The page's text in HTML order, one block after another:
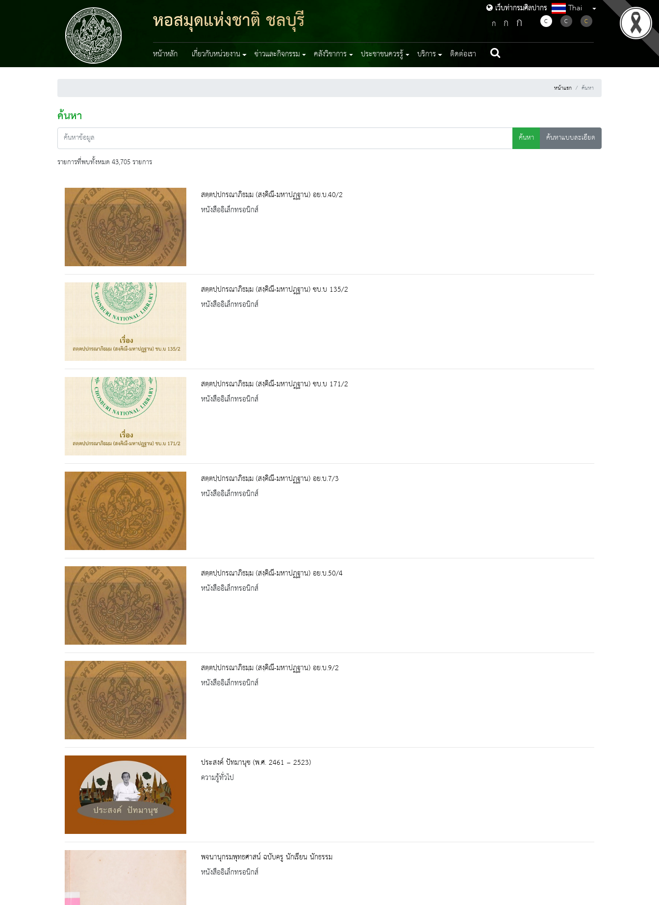
เว็บท่ากรมศิลปากร
หอสมุดแห่งชาติ ชลบุรี เว็บท่ากรมศิลปากร Thai
ก ก ก C C C
หน้าหลัก เกี่ยวกับหน่วยงาน ข่าวและกิจกรรม คลังวิชาการ ประชาชนควรรู้ บริการ ติดต่อเรา
หน้าแรก ค้นหา
ค้นหา
ค้นหา
ค้นหาแบบละเอียด
รายการที่พบทั้งหมด 43,705 รายการ
สตฺตปฺปกรณาภิธมฺม (สงฺคิณี-มหาปฏฺฐาน) อย.บ.40/2
หนังสืออิเล็กทรอนิกส์
สตฺตปฺปกรณาภิธมฺม (สงฺคิณี-มหาปฎฺฐาน) ชบ.บ 135/2
หนังสืออิเล็กทรอนิกส์
สตฺตปฺปกรณาภิธมฺม (สงฺคิณี-มหาปฎฺฐาน) ชบ.บ 171/2
หนังสืออิเล็กทรอนิกส์
สตฺตปฺปกรณาภิธมฺม (สงฺคิณี-มหาปฏฺฐาน) อย.บ.7/3
หนังสืออิเล็กทรอนิกส์
สตฺตปฺปกรณาภิธมฺม (สงฺคิณี-มหาปฏฺฐาน) อย.บ.50/4
หนังสืออิเล็กทรอนิกส์
สตฺตปฺปกรณาภิธมฺม (สงฺคิณี-มหาปฏฺฐาน) อย.บ.9/2
หนังสืออิเล็กทรอนิกส์
ประสงค์ ปัทมานุช (พ.ศ. 2461 – 2523)
ความรู้ทั่วไป
พจนานุกรมพุทธศาสน์ ฉบับครู นักเรียน นักธรรม
หนังสืออิเล็กทรอนิกส์